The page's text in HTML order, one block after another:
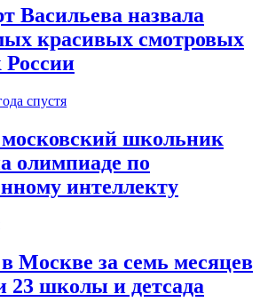
Васильева назвала
красивых смотровых
спустя
школьник
олимпиаде по
интеллекту
Москве за семь месяцев
23 школы и детсада